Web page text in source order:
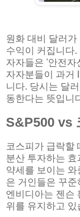
원화 대비 달러
수익이 커집니다
자자들은 '안전자
자자분들이 과거
니다. 당시는 달
동한다는 뜻입니
S&P500 vs
코스피가 급락할
분산 투자하는
약세를 보이는
은 거인들은 꾸준
엔비디아는 젠슨
위를 유지하고 있